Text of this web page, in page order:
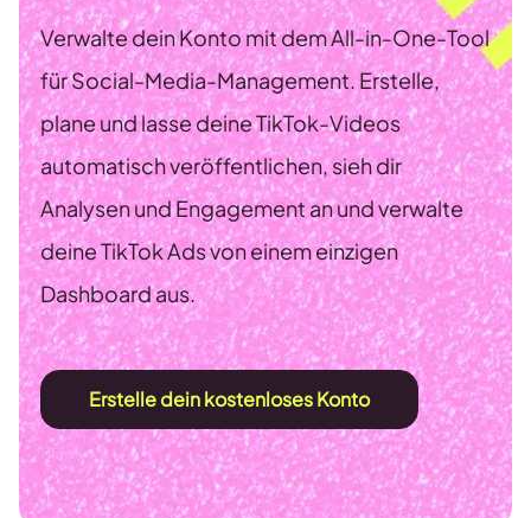
Verwalte dein Konto mit dem All-in-One-Tool
für Social-Media-Management. Erstelle,
plane und lasse deine TikTok-Videos
automatisch veröffentlichen, sieh dir
Analysen und Engagement an und verwalte
deine TikTok Ads von einem einzigen
Dashboard aus.
Erstelle dein kostenloses Konto